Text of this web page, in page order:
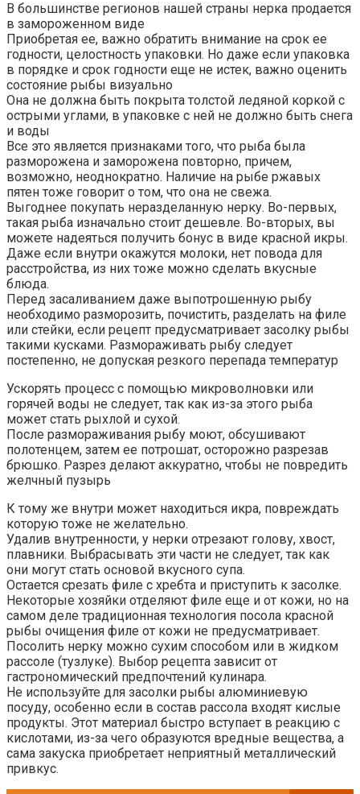
В большинстве регионов нашей страны нерка продается
в замороженном виде
Приобретая ее, важно обратить внимание на срок ее
годности, целостность упаковки. Но даже если упаковка
в порядке и срок годности еще не истек, важно оценить
состояние рыбы визуально
Она не должна быть покрыта толстой ледяной коркой с
острыми углами, в упаковке с ней не должно быть снега
и воды
Все это является признаками того, что рыба была
разморожена и заморожена повторно, причем,
возможно, неоднократно. Наличие на рыбе ржавых
пятен тоже говорит о том, что она не свежа.
Выгоднее покупать неразделанную нерку. Во-первых,
такая рыба изначально стоит дешевле. Во-вторых, вы
можете надеяться получить бонус в виде красной икры.
Даже если внутри окажутся молоки, нет повода для
расстройства, из них тоже можно сделать вкусные
блюда.
Перед засаливанием даже выпотрошенную рыбу
необходимо разморозить, почистить, разделать на филе
или стейки, если рецепт предусматривает засолку рыбы
такими кусками. Размораживать рыбу следует
постепенно, не допуская резкого перепада температур
Ускорять процесс с помощью микроволновки или
горячей воды не следует, так как из-за этого рыба
может стать рыхлой и сухой.
После размораживания рыбу моют, обсушивают
полотенцем, затем ее потрошат, осторожно разрезав
брюшко. Разрез делают аккуратно, чтобы не повредить
желчный пузырь
К тому же внутри может находиться икра, повреждать
которую тоже не желательно.
Удалив внутренности, у нерки отрезают голову, хвост,
плавники. Выбрасывать эти части не следует, так как
они могут стать основой вкусного супа.
Остается срезать филе с хребта и приступить к засолке.
Некоторые хозяйки отделяют филе еще и от кожи, но на
самом деле традиционная технология посола красной
рыбы очищения филе от кожи не предусматривает.
Посолить нерку можно сухим способом или в жидком
рассоле (тузлуке). Выбор рецепта зависит от
гастрономический предпочтений кулинара.
Не используйте для засолки рыбы алюминиевую
посуду, особенно если в состав рассола входят кислые
продукты. Этот материал быстро вступает в реакцию с
кислотами, из-за чего образуются вредные вещества, а
сама закуска приобретает неприятный металлический
привкус.